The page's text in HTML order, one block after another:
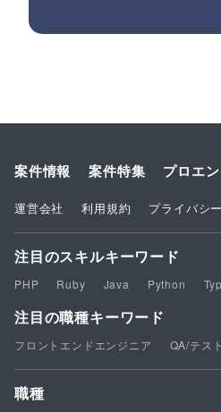
案件情報 案件特集 プロエ
運営会社 利用規約 プライバシ
注目のスキルキーワード
PHP Ruby Java Python
注目の職種キーワード
フロントエンドエンジニア QA/テス
職種